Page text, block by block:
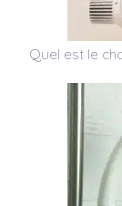
Quel est le